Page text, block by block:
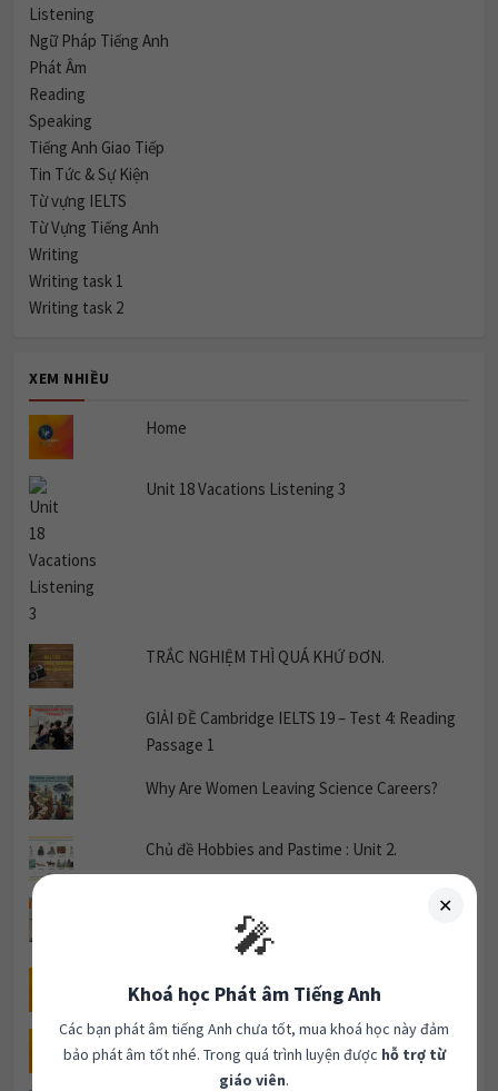
Listening
Ngữ Pháp Tiếng Anh
Phát Âm
Reading
Speaking
Tiếng Anh Giao Tiếp
Tin Tức & Sự Kiện
Từ vựng IELTS
Từ Vựng Tiếng Anh
Writing
Writing task 1
Writing task 2
XEM NHIỀU
Home
Unit 18 Vacations Listening 3
TRẮC NGHIỆM THÌ QUÁ KHỨ ĐƠN.
GIẢI ĐỀ Cambridge IELTS 19 – Test 4: Reading
Passage 1
Why Are Women Leaving Science Careers?
Chủ đề Hobbies and Pastime : Unit 2.
GIẢI ĐỀ CAMBRIDGE 20 READING TEST 2
IELTS Writing Task 1: Glass Recycling Process
Unit 12 Urban Life Listening 3
🎤
Các bạn phát âm tiếng Anh chưa tốt, mua khoá học này đảm
giáo viên.
199.000đ
Cần tư vấn: 0963082184